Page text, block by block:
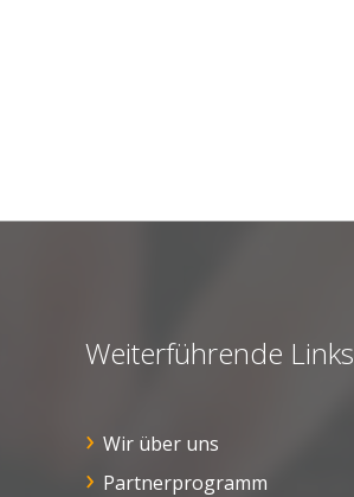
Weiterführende Links
Wir über uns
Partnerprogramm